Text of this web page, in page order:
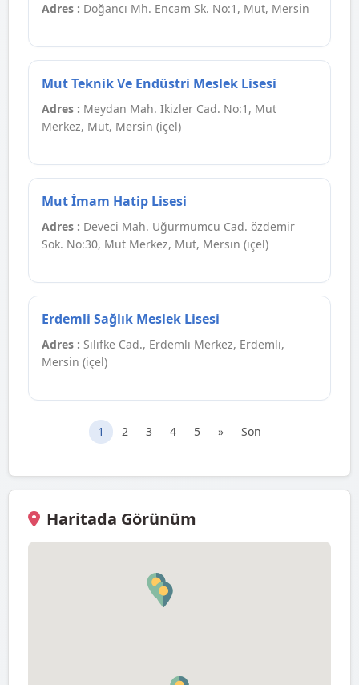
Adres : Doğancı Mh. Encam Sk. No:1, Mut, Mersin
Mut Teknik Ve Endüstri Meslek Lisesi
Adres : Meydan Mah. İkizler Cad. No:1, Mut
Merkez, Mut, Mersin (içel)
Mut İmam Hatip Lisesi
Adres : Deveci Mah. Uğurmumcu Cad. özdemir
Sok. No:30, Mut Merkez, Mut, Mersin (içel)
Erdemli Sağlık Meslek Lisesi
Adres : Silifke Cad., Erdemli Merkez, Erdemli,
Mersin (içel)
1 2 3 4 5 » Son
Haritada Görünüm